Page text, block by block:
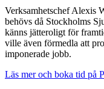
Verksamhetschef Alexis
behövs då Stockholms
känns jätteroligt för
ville även förmedla att
imponerade jobb.
Läs mer och boka tid på